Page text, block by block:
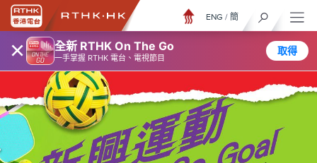
× 全新 RTHK On The Go
一手掌握 RTHK 電台、電視節目
取得
ENG / 簡